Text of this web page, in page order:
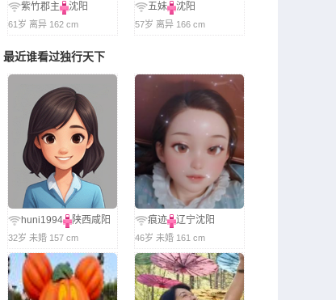
紫竹郡主 沈阳
61岁 离异 162 cm
五妹 沈阳
57岁 离异 166 cm
最近谁看过独行天下
huni1994 陕西咸阳
32岁 未婚 157 cm
痕迹 辽宁沈阳
46岁 未婚 161 cm